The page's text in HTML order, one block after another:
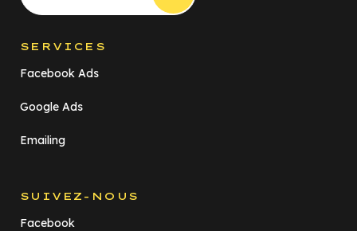
SERVICES
Facebook Ads
Google Ads
Emailing
SUIVEZ-NOUS
Facebook